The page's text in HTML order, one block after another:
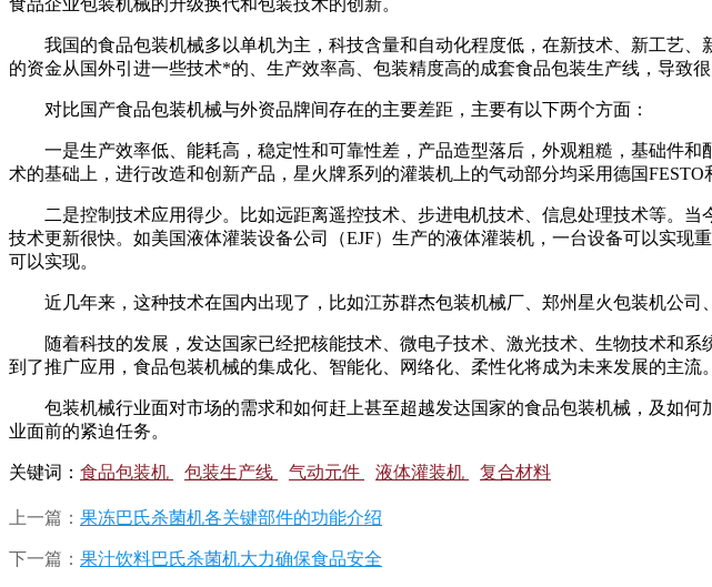
我国的食品包装机械多以单机为主，科技含量和自动化程度低，在新技术、新工艺、
的资金从国外引进一些技术*的、生产效率高、 包装精度高的成套食品包装生产线，导致
对比国产食品包装机械与外资品牌间存在的主要差距，主要有以下两个方面：
一是生产效率低、能耗高，稳定性和可靠性差，产品造型落后，外观粗糙，基础件和
术的基础上，进行改造和创新产品，星火牌系列的灌装机上的气动部分均采用德国FESTO
二是控制技术应用得少。比如远距离遥控技术、步进电机技术、信息处理技术等。当
技术更新很快。如美国液体灌装设备公司（EJF）生产的液体灌装机，一台设备可以实现
可以实现。
近几年来，这种技术在国内出现了，比如江苏群杰包装机械厂、郑州星火包装机公司
随着科技的发展，发达国家已经把核能技术、微电子技术、激光技术、生物技术和系
到了推广应用，食品包装机械的集成化、智能化、网络化、柔性化将成为未来发展的主流。
包装机械行业面对市场的需求和如何赶上甚至超越发达国家的食品包装机械 ，及如
业面前的紧迫任务。
关键词： 食品包装机 包装生产线 气动元件 液体灌装机 复合材料
上一篇： 果冻巴氏杀菌机各关键部件的功能介绍
下一篇： 果汁饮料巴氏杀菌机大力确保食品安全